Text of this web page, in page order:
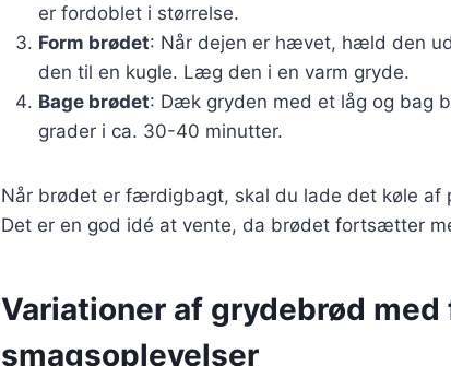
er fordoblet i størrelse.
Form brødet: Når dejen er hævet, hæld den
den til en kugle. Læg den i en varm gryde.
Bage brødet: Dæk gryden med et låg og bag
grader i ca. 30-40 minutter.
Når brødet er færdigbagt, skal du lade det køle
Det er en god idé at vente, da brødet fortsætter
Variationer af grydebrød
smagsoplevelser